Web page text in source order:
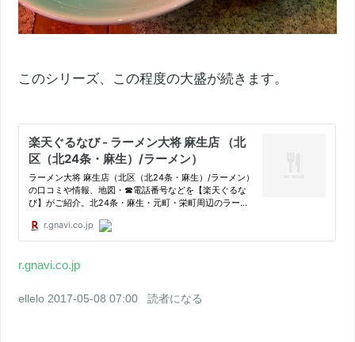
このシリーズ、この程度の大盛が続きます。
r.gnavi.co.jp
ellelo 2017-05-08 07:00 読者になる